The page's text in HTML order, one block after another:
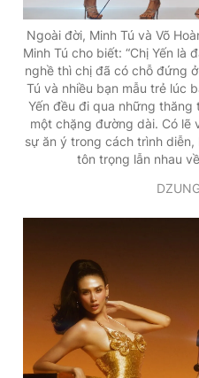
Ngoài đời, Minh Tú và Võ
Minh Tú cho biết: “Chị Yến là
nghề thì chị đã có chỗ đứng
Tú và nhiều bạn mẫu trẻ lúc
Yến đều đi qua những
một chặng đường dài. Có lẽ
sự ăn ý trong cách trình
tôn trọng lẫn nhau